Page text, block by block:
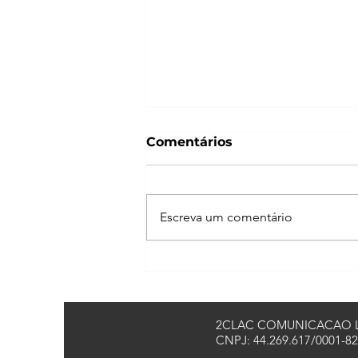
rendimento e os desafios
do hipismo brasileiro
Comentários
Escreva um comentário
2CLAC COMUNICACAO
CNPJ: 44.269.617/0001-82